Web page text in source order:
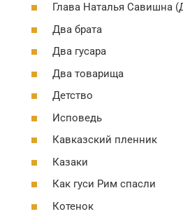
Глава Наталья Савишна
Два брата
Два гусара
Два товарища
Детство
Исповедь
Кавказский пленник
Казаки
Как гуси Рим спасли
Котенок